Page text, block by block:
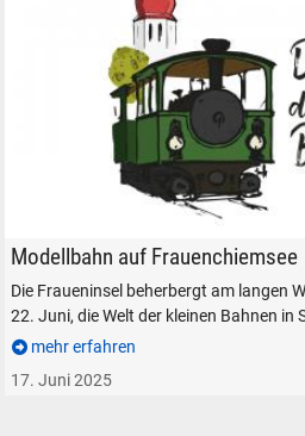
Die Welt der kleinen Bahnen Fraueninsel
Modellbahn auf Frauenchiemsee
Die Fraueninsel beherbergt am langen
22. Juni, die Welt der kleinen Bahnen in
mehr erfahren
17. Juni 2025